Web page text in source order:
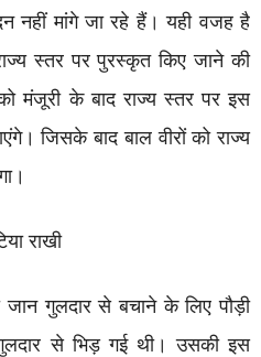
नहीं मांगे जा रहे हैं। यही वजह है
स्तर पर पुरस्कृत किए जाने की
मंजूरी के बाद राज्य स्तर पर इस
जिसके बाद बाल वीरों को राज्य
राखी
गुलदार से बचाने के लिए पौड़ी
गुलदार से भिड़ गई थी। उसकी इस